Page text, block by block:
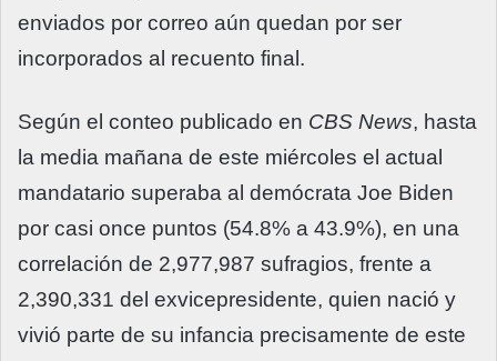
enviados por correo aún quedan por ser
incorporados al recuento final.
Según el conteo publicado en CBS News, hasta
la media mañana de este miércoles el actual
mandatario superaba al demócrata Joe Biden
por casi once puntos (54.8% a 43.9%), en una
correlación de 2,977,987 sufragios, frente a
2,390,331 del exvicepresidente, quien nació y
vivió parte de su infancia precisamente de este